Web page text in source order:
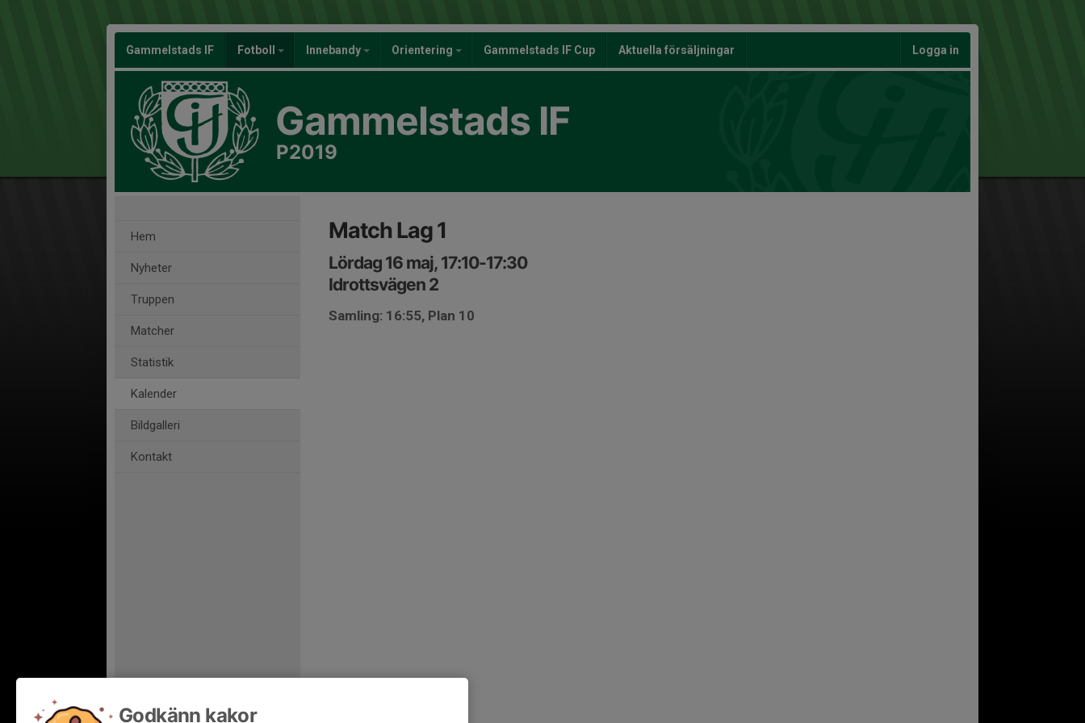
Gammelstads IF Fotboll Innebandy Orientering Gammelstads IF Cup Aktuella försäljningar Logga in
Gammelstads IF
P2019
Hem
Nyheter
Truppen
Matcher
Statistik
Kalender
Bildgalleri
Kontakt
Match Lag 1
Lördag 16 maj, 17:10-17:30
Idrottsvägen 2
Samling: 16:55, Plan 10
Godkänn kakor